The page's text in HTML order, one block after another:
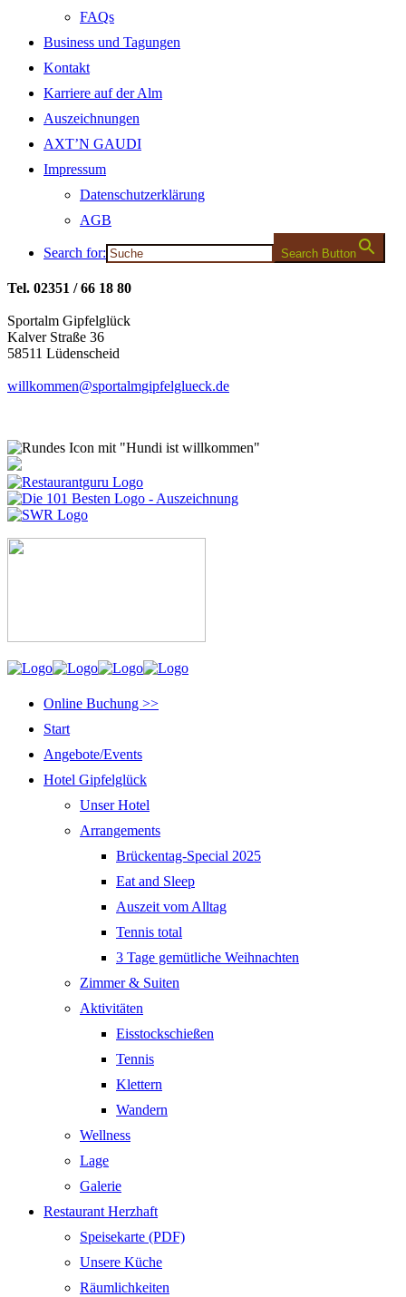
FAQs
Business und Tagungen
Kontakt
Karriere auf der Alm
Auszeichnungen
AXT’N GAUDI
Impressum
Datenschutzerklärung
AGB
Search for: Search Button
Tel. 02351 / 66 18 80
Sportalm Gipfelglück
Kalver Straße 36
58511 Lüdenscheid
willkommen@sportalmgipfelglueck.de
Online Buchung >>
Start
Angebote/Events
Hotel Gipfelglück
Unser Hotel
Arrangements
Brückentag-Special 2025
Eat and Sleep
Auszeit vom Alltag
Tennis total
3 Tage gemütliche Weihnachten
Zimmer & Suiten
Aktivitäten
Eisstockschießen
Tennis
Klettern
Wandern
Wellness
Lage
Galerie
Restaurant Herzhaft
Speisekarte (PDF)
Unsere Küche
Räumlichkeiten